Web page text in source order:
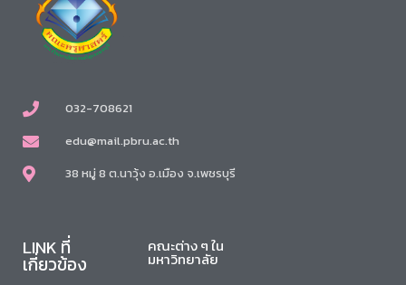
032-708621
edu@mail.pbru.ac.th
38 หมู่ 8 ต.นาวุ้ง อ.เมือง จ.เพชรบุรี
LINK ที่
เกี่ยวข้อง
คณะต่าง ๆ ใน
มหาวิทยาลัย